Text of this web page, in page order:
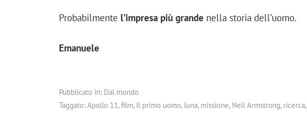
Probabilmente l’impresa più grande nella storia dell’uomo.
Emanuele
Pubblicato in: Dal mondo
Taggato: Apollo 11,film, Il primo uomo, luna, missione, Neil Armstrong, ricerca,